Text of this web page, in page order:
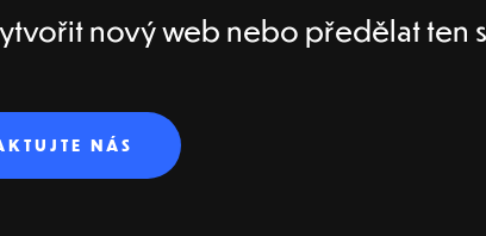
nový web nebo předělat ten
NÁS